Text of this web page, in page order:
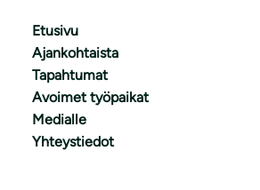
Etusivu
Ajankohtaista
Tapahtumat
Avoimet työpaikat
Medialle
Yhteystiedot